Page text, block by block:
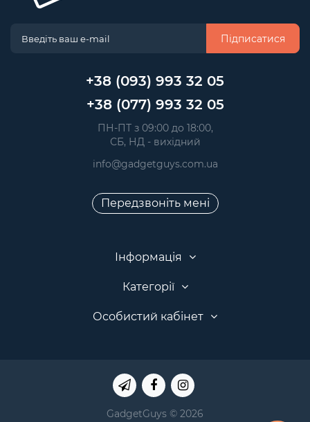
Підписатися
+38 (093) 993 32 05
+38 (077) 993 32 05
ПН-ПТ з 09:00 до 18:00,
СБ, НД - вихідний
info@gadgetguys.com.ua
Передзвоніть мені
Інформація
Категорії
Особистий кабінет
GadgetGuys © 2026